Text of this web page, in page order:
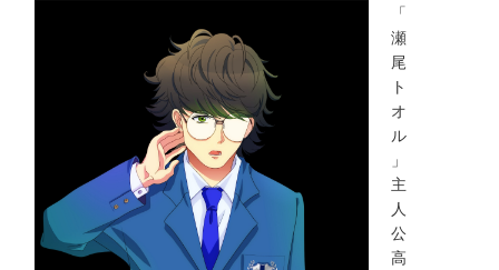
「
瀬
尾
ト
オ
ル
」
主
人
公
高